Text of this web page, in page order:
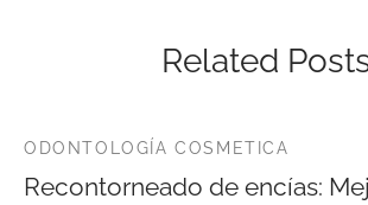
Related
ODONTOLOGÍA COSMETICA
Recontorneado de encías: